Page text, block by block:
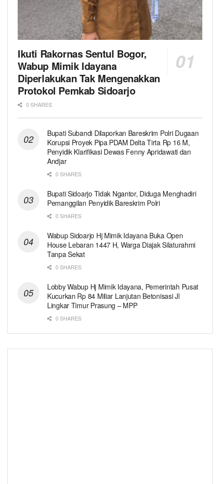
Ikuti Rakornas Sentul Bogor,
Wabup Mimik Idayana
Diperlakukan Tak Mengenakkan
Protokol Pemkab Sidoarjo
0 SHARES
Bupati Subandi Dilaporkan Bareskrim Polri Dugaan
Korupsi Proyek Pipa PDAM Delta Tirta Rp 16 M,
Penyidik Klarifikasi Dewas Fenny Apridawati dan
Andjar
0 SHARES
Bupati Sidoarjo Tidak Ngantor, Diduga Menghadiri
Pemanggilan Penyidik Bareskrim Polri
0 SHARES
Wabup Sidoarjo Hj Mimik Idayana Buka Open
House Lebaran 1447 H, Warga Diajak Silaturahmi
Tanpa Sekat
0 SHARES
Lobby Wabup Hj Mimik Idayana, Pemerintah Pusat
Kucurkan Rp 84 Miliar Lanjutan Betonisasi Jl
Lingkar Timur Prasung – MPP
0 SHARES